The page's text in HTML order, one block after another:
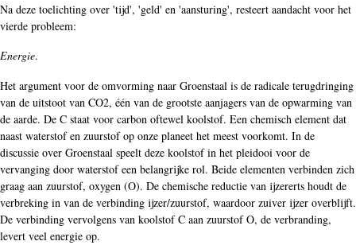
Na deze toelichting over 'tijd', 'geld' en 'aansturing', resteert aandacht voor het
vierde probleem:
Energie.
Het argument voor de omvorming naar Groenstaal is de radicale terugdringing
van de uitstoot van CO2, één van de grootste aanjagers van de opwarming van
de aarde. De C staat voor carbon oftewel koolstof. Een chemisch element dat
naast waterstof en zuurstof op onze planeet het meest voorkomt. In de
discussie over Groenstaal speelt deze koolstof in het pleidooi voor de
vervanging door waterstof een belangrijke rol. Beide elementen verbinden zich
graag aan zuurstof, oxygen (O). De chemische reductie van ijzererts houdt de
verbreking in van de verbinding ijzer/zuurstof, waardoor zuiver ijzer overblijft.
De verbinding vervolgens van koolstof C aan zuurstof O, de verbranding,
levert veel energie op.